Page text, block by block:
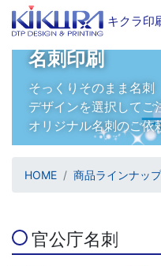
キクラ印
お
名刺印刷
そっくりそのまま名刺
デザインを選択してご
オリジナル名刺のご依
HOME 商品ラインナッ
官公庁名刺